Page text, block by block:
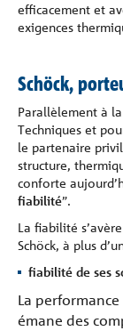
efficacement et
exigences
Schöck,
Parallèlement à
Techniques et
le partenaire
structure,
conforte
fiabilité”.
La fiabilité
Schöck, à plus
fiabilité de ses
La performance
émane des